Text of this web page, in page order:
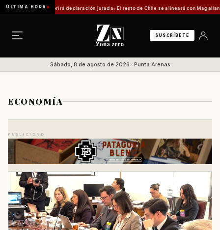
ÚLTIMA HORA
declaración jurada El resto de Chile se alineará con Magallanes: confirman
SUSCRÍBETE
Sábado, 8 de agosto de 2026 · Punta Arenas
ECONOMÍA
PUBLICIDAD